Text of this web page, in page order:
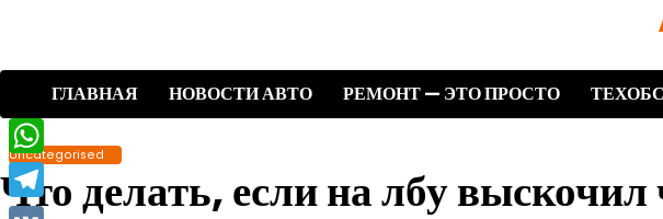
содержимому
ГЛАВНАЯ
НОВОСТИ АВТО РЕМОНТ — ЭТО ПРОСТО
Uncategorised
Что делать, если на лбу
WhatsApp